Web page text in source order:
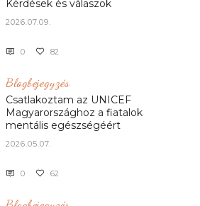
Kérdések és válaszok
2026.07.09.
0 82
Blogbejegyzés
Csatlakoztam az UNICEF
Magyarországhoz a fiatalok
mentális egészségéért
2026.05.07.
0 62